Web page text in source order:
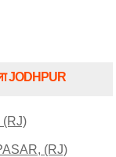
JODHPUR
(RJ)
(RJ)